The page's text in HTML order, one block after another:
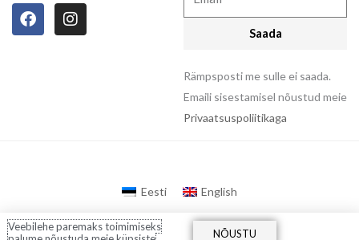
F
a
I
n
Saada
Rämpsposti me sulle ei saada.
Emaili sisestamisel nõustud meie
Privaatsuspoliitikaga
Eesti English
Veebilehe paremaks toimimiseks
NÕUSTU